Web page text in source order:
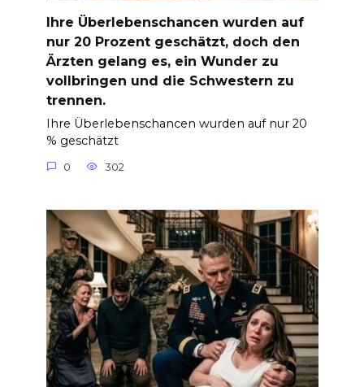
Ihre Überlebenschancen wurden auf
nur 20 Prozent geschätzt, doch den
Ärzten gelang es, ein Wunder zu
vollbringen und die Schwestern zu
trennen.
Ihre Überlebenschancen wurden auf nur 20
% geschätzt
0 302